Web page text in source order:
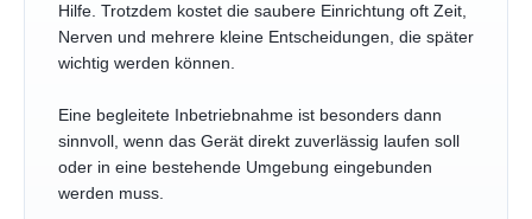
Hilfe. Trotzdem kostet die saubere Einrichtung oft Zeit,
Nerven und mehrere kleine Entscheidungen, die später
wichtig werden können.
Eine begleitete Inbetriebnahme ist besonders dann
sinnvoll, wenn das Gerät direkt zuverlässig laufen soll
oder in eine bestehende Umgebung eingebunden
werden muss.